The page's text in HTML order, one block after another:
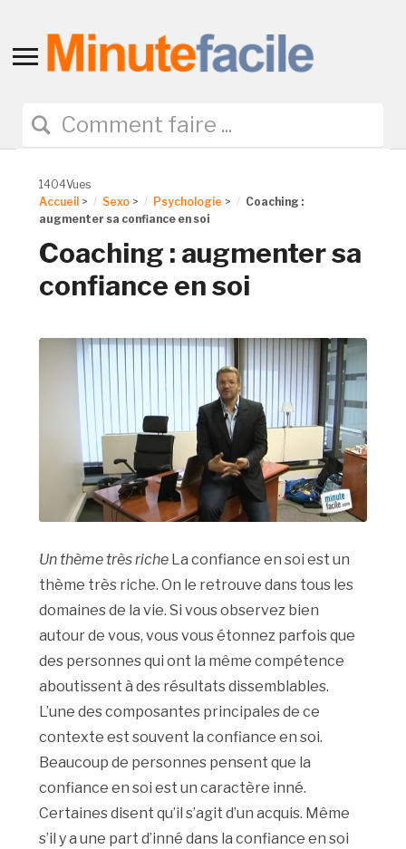
Toggle
navigation
1404Vues
Accueil > Sexo > Psychologie >
Coaching :
augmenter sa confiance en soi
Coaching : augmenter sa
confiance en soi
Un thème très riche La confiance en soi est un
thème très riche. On le retrouve dans tous les
domaines de la vie. Si vous observez bien
autour de vous, vous vous étonnez parfois que
des personnes qui ont la même compétence
aboutissent à des résultats dissemblables.
L’une des composantes principales de ce
contexte est souvent la confiance en soi.
Beaucoup de personnes pensent que la
confiance en soi est un caractère inné.
Certaines disent qu’il s’agit d’un acquis. Même
s’il y a une part d’inné dans la confiance en soi